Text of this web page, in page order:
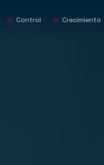
04 Control 05 Crecimiento